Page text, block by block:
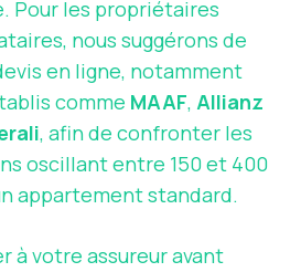
Pour les propriétaires
nous suggérons de
en ligne, notamment
comme MAAF, Allianz
, afin de confronter les
oscillant entre 150 et 400
appartement standard.
à votre assureur avant